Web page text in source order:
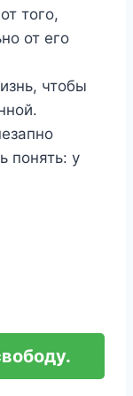
того,
от его
чтобы
понять: у